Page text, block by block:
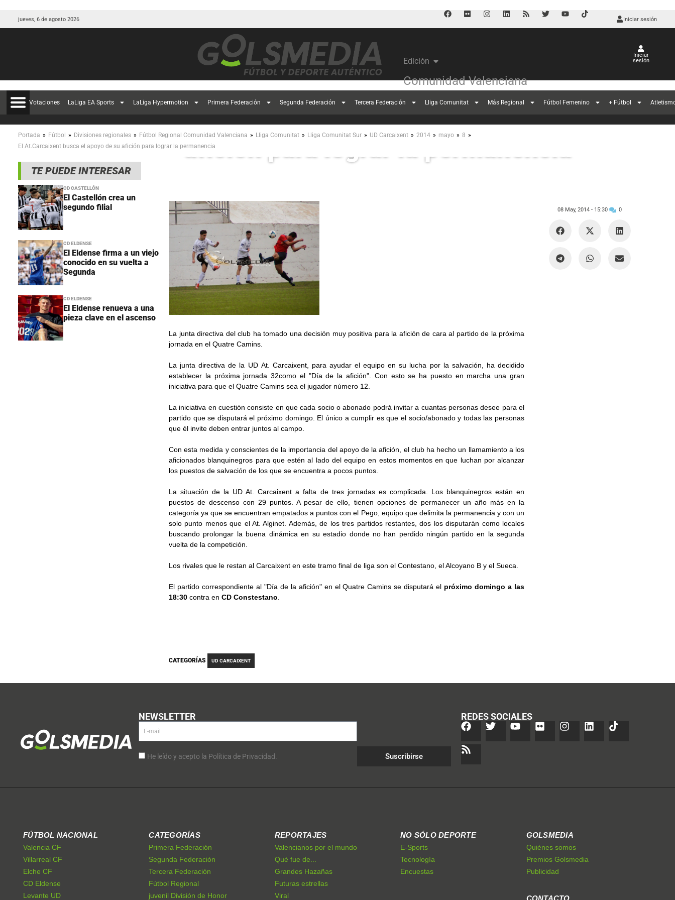
jueves, 6 de agosto 2026 Iniciar sesión
Edición
Comunidad Valenciana
Iniciar
sesión
Votaciones LaLiga EA Sports LaLiga Hypermotion Primera Federación Segunda Federación Tercera Federación Lliga Comunitat Más Regional Fútbol Femenino + Fútbol
Portada » Fútbol » Divisiones regionales » Fútbol Regional Comunidad Valenciana » Lliga Comunitat » Lliga Comunitat Sur » UD Carcaixent » 2014 » mayo » 8 »
El At.Carcaixent busca el apoyo de su afición para lograr la permanencia
TE PUEDE INTERESAR
CD CASTELLÓN
El Castellón crea un
segundo filial
CD ELDENSE
El Eldense firma a un viejo
conocido en su vuelta a
Segunda
CD ELDENSE
El Eldense renueva a una
pieza clave en el ascenso
El At.Carcaixent busca el apoyo de su
afición para lograr la permanencia
La junta directiva del club ha tomado una decisión muy positiva para la afición de cara al partido de la próxima
jornada en el Quatre Camins.
La junta directiva de la UD At. Carcaixent, para ayudar el equipo en su lucha por la salvación, ha decidido
establecer la próxima jornada 32como el "Día de la afición". Con esto se ha puesto en marcha una gran
iniciativa para que el Quatre Camins sea el jugador número 12.
La iniciativa en cuestión consiste en que cada socio o abonado podrá invitar a cuantas personas desee para el
partido que se disputará el próximo domingo. El único a cumplir es que el socio/abonado y todas las personas
que él invite deben entrar juntos al campo.
Con esta medida y conscientes de la importancia del apoyo de la afición, el club ha hecho un llamamiento a los
aficionados blanquinegros para que estén al lado del equipo en estos momentos en que luchan por alcanzar
los puestos de salvación de los que se encuentra a pocos puntos.
La situación de la UD At. Carcaixent a falta de tres jornadas es complicada. Los blanquinegros están en
puestos de descenso con 29 puntos. A pesar de ello, tienen opciones de permanecer un año más en la
categoría ya que se encuentran empatados a puntos con el Pego, equipo que delimita la permanencia y con un
solo punto menos que el At. Alginet. Además, de los tres partidos restantes, dos los disputarán como locales
buscando prolongar la buena dinámica en su estadio donde no han perdido ningún partido en la segunda
vuelta de la competición.
Los rivales que le restan al Carcaixent en este tramo final de liga son el Contestano, el Alcoyano B y el Sueca.
El partido correspondiente al "Día de la afición" en el Quatre Camins se disputará el próximo domingo a las
18:30 contra en CD Constestano
08 May, 2014 - 15:30 0
CATEGORÍAS UD CARCAIXENT
NEWSLETTER
He leído y acepto la Política de Privacidad. Suscribirse
REDES SOCIALES
FÚTBOL NACIONAL
Valencia CF
Villarreal CF
Elche CF
CD Eldense
Levante UD
CATEGORÍAS
Primera Federación
Segunda Federación
Tercera Federación
Fútbol Regional
juvenil División de Honor
REPORTAJES
Valencianos por el mundo
Qué fue de...
Grandes Hazañas
Futuras estrellas
Viral
NO SÓLO DEPORTE
E-Sports
Tecnología
Encuestas
GOLSMEDIA
Quiénes somos
Premios Golsmedia
Publicidad
CONTACTO